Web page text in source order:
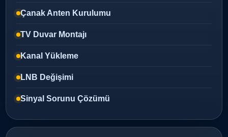
Çanak Anten Kurulumu
TV Duvar Montajı
Kanal Yükleme
LNB Değişimi
Sinyal Sorunu Çözümü